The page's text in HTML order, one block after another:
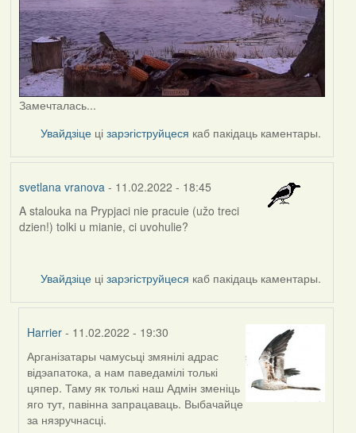
Замечталась...
Увайдзіце цізарэгіструйцеся каб пакідаць каментары.
svetlana vranova- 11.02.2022 - 18:45
A stalouka na Prypjaci nie pracuie (užo treci
dzien!) tolki u mianie, ci uvohulie?
Увайдзіце цізарэгіструйцеся каб пакідаць каментары.
Harrier - 11.02.2022 - 19:30
In
reply
to
by
svetlana
Арганізатары чамусьці змянілі адрас
відэапатока, а нам паведамілі толькі
цяпер. Таму як толькі наш Адмін зменіць
яго тут, павінна запрацаваць. Выбачайце
за нязручнасці.